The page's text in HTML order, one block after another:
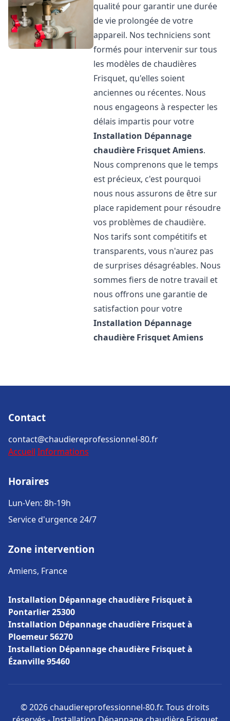
qualité pour garantir une durée
de vie prolongée de votre
appareil. Nos techniciens sont
formés pour intervenir sur tous
les modèles de chaudières
Frisquet, qu'elles soient
anciennes ou récentes. Nous
nous engageons à respecter les
délais impartis pour votre
Installation Dépannage
chaudière FrisquetAmiens.
Nous comprenons que le temps
est précieux, c'est pourquoi
nous nous assurons de être sur
place rapidement pour résoudre
vos problèmes de chaudière.
Nos tarifs sont compétitifs et
transparents, vous n'aurez pas
de surprises désagréables. Nous
sommes fiers de notre travail et
nous offrons une garantie de
satisfaction pour votre
Installation Dépannage
chaudière FrisquetAmiens
Contact
contact@chaudiereprofessionnel-80.fr
Accueil Informations
Horaires
Lun-Ven: 8h-19h
Service d'urgence 24/7
Zone intervention
Amiens, France
Installation Dépannage chaudière Frisquet à
Pontarlier 25300
Installation Dépannage chaudière Frisquet à
Ploemeur 56270
Installation Dépannage chaudière Frisquet à
Ézanville 95460
© 2026 chaudiereprofessionnel-80.fr. Tous droits